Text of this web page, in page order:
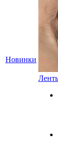
Новинки